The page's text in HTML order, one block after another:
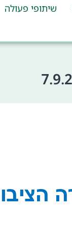
שיתופי פעולה